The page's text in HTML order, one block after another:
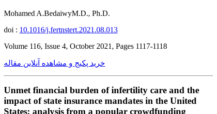
Mohamed A.BedaiwyM.D., Ph.D.
doi : 10.1016/j.fertnstert.2021.08.013
Volume 116, Issue 4, October 2021, Pages 1117-1118
خرید پکیج و مشاهده آنلاین مقاله
Unmet financial burden of infertility care and the
impact of state insurance mandates in the United
States: analysis from a popular crowdfunding